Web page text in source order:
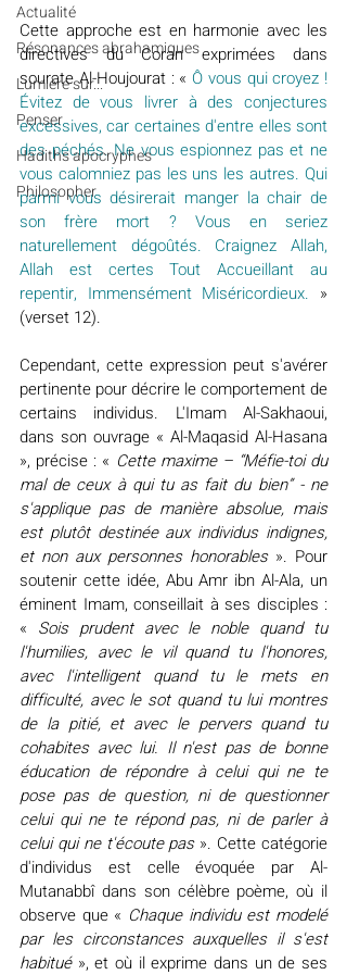
Actualité
Résonances abrahamiques
Lumière sur...
Penser
Hadiths apocryphes
Philosopher
Cette approche est en harmonie avec les
directives du Coran exprimées dans
sourate Al-Houjourat : « Ô vous qui croyez !
Évitez de vous livrer à des conjectures
excessives, car certaines d'entre elles sont
des péchés. Ne vous espionnez pas et ne
vous calomniez pas les uns les autres. Qui
parmi vous désirerait manger la chair de
son frère mort ? Vous en seriez
naturellement dégoûtés. Craignez Allah,
Allah est certes Tout Accueillant au
repentir, Immensément Miséricordieux. »
(verset 12).
Cependant, cette expression peut s'avérer
pertinente pour décrire le comportement de
certains individus. L'Imam Al-Sakhaoui,
dans son ouvrage « Al-Maqasid Al-Hasana
», précise : « Cette maxime – “Méfie-toi du
mal de ceux à qui tu as fait du bien” - ne
s'applique pas de manière absolue, mais
est plutôt destinée aux individus indignes,
et non aux personnes honorables ». Pour
soutenir cette idée, Abu Amr ibn Al-Ala, un
éminent Imam, conseillait à ses disciples :
« Sois prudent avec le noble quand tu
l'humilies, avec le vil quand tu l'honores,
avec l'intelligent quand tu le mets en
difficulté, avec le sot quand tu lui montres
de la pitié, et avec le pervers quand tu
cohabites avec lui. Il n'est pas de bonne
éducation de répondre à celui qui ne te
pose pas de question, ni de questionner
celui qui ne te répond pas, ni de parler à
celui qui ne t'écoute pas ». Cette catégorie
d'individus est celle évoquée par Al-
Mutanabbî dans son célèbre poème, où il
observe que « Chaque individu est modelé
par les circonstances auxquelles il s'est
habitué », et où il exprime dans un de ses